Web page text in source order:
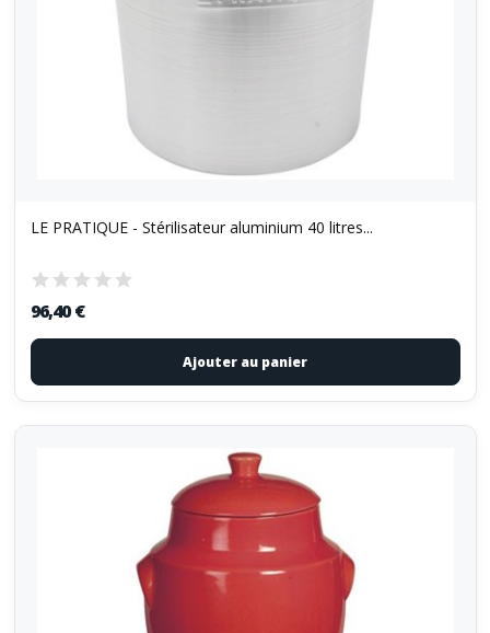
LE PRATIQUE - Stérilisateur aluminium 40 litres...
96,40 €
Ajouter au panier